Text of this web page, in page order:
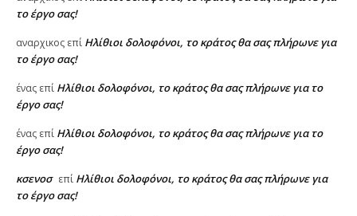
το έργο σας!
αναρχικος επί Ηλίθιοι δολοφόνοι, το κράτος θα σας πλήρωνε για
το έργο σας!
ένας επί Ηλίθιοι δολοφόνοι, το κράτος θα σας πλήρωνε για το
έργο σας!
ένας επί Ηλίθιοι δολοφόνοι, το κράτος θα σας πλήρωνε για το
έργο σας!
κσενοσ επί Ηλίθιοι δολοφόνοι, το κράτος θα σας πλήρωνε για
το έργο σας!